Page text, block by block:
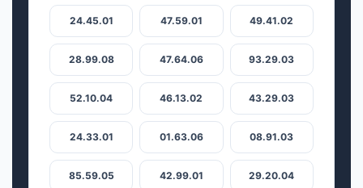
24.45.01 47.59.01 49.41.02
28.99.08 47.64.06 93.29.03
52.10.04 46.13.02 43.29.03
24.33.01 01.63.06 08.91.03
85.59.05 42.99.01 29.20.04